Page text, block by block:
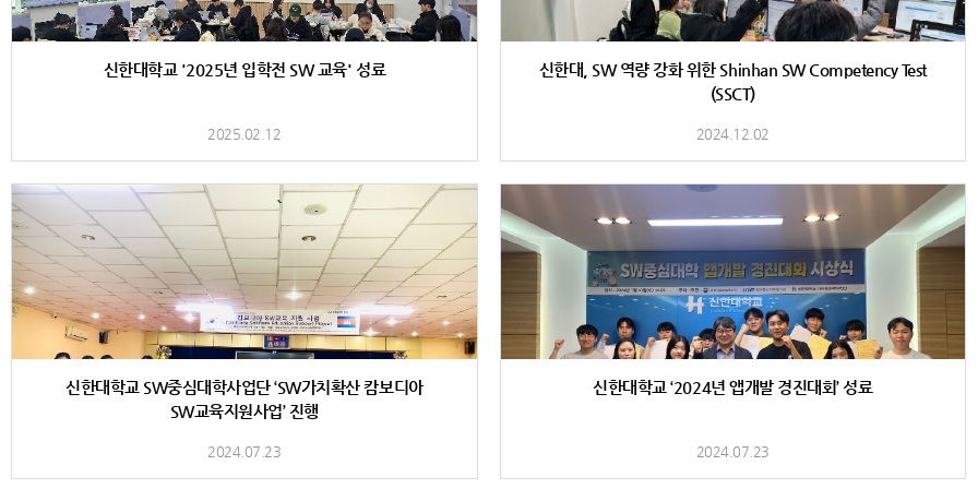
신한대학교 '2025년 입학전 SW 교육' 성료
2025.02.12
신한대, SW 역량 강화 위한 Shinhan SW Competency Test
(SSCT)
2024.12.02
신한대학교 SW중심대학사업단 ‘SW가치확산 캄보디아
SW교육지원사업’ 진행
2024.07.23
신한대학교 ‘2024년 앱개발 경진대회’ 성료
2024.07.23